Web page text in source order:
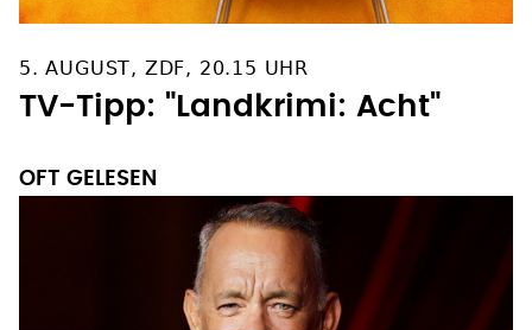
5. AUGUST, ZDF, 20.15 UHR
TV-Tipp: "Landkrimi: Acht"
OFT GELESEN